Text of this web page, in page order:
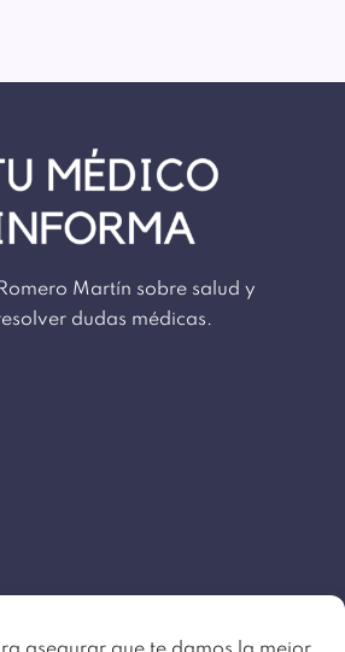
Martín sobre salud y
dudas médicas.